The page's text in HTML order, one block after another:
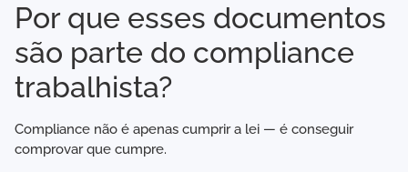
Por que esses documentos
são parte do compliance
trabalhista?
Compliance não é apenas cumprir a lei — é conseguir
comprovar que cumpre.